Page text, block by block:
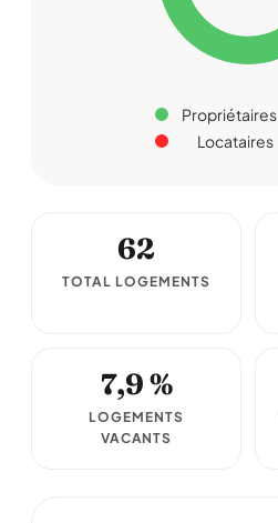
Propriétaires
Locataires
62
TOTAL LOGEMENTS
7,9 %
LOGEMENTS
VACANTS